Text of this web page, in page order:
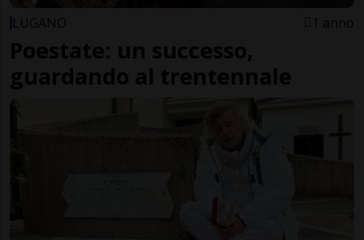
LUGANO 1 anno
Poestate: un successo,
guardando al trentennale